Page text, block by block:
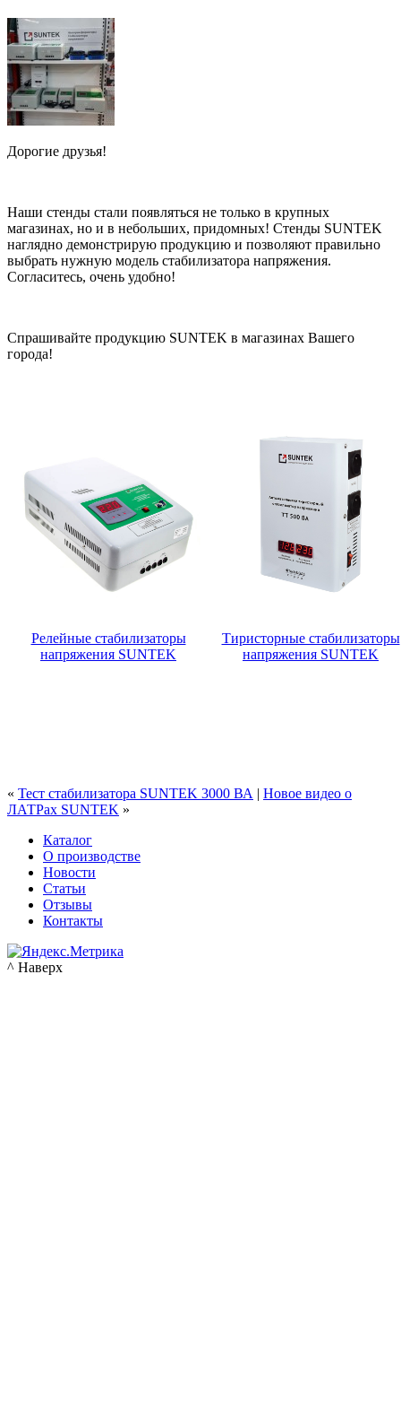
Дорогие друзья!
Наши стенды стали появляться не только в крупных
магазинах, но и в небольших, придомных! Стенды SUNTEK
наглядно демонстрирую продукцию и позволяют правильно
выбрать нужную модель стабилизатора напряжения.
Согласитесь, очень удобно!
Спрашивайте продукцию SUNTEK в магазинах Вашего
города!
Релейные стабилизаторы
напряжения SUNTEK
Тиристорные стабилизаторы
напряжения SUNTEK
« Тест стабилизатора SUNTEK 3000 ВА | Новое видео о
ЛАТРах SUNTEK »
Каталог
О производстве
Новости
Статьи
Отзывы
Контакты
^ Наверх